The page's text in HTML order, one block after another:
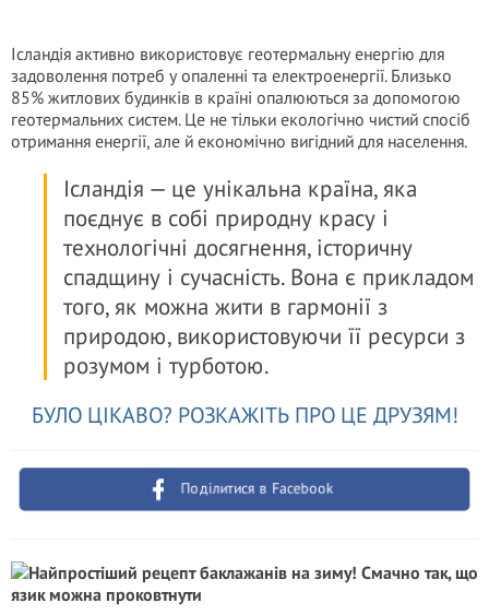
Ісландія активно використовує геотермальну енергію для
задоволення потреб у опаленні та електроенергії. Близько
85% житлових будинків в країні опалюються за допомогою
геотермальних систем. Це не тільки екологічно чистий спосіб
отримання енергії, але й економічно вигідний для населення.
Ісландія — це унікальна країна, яка
поєднує в собі природну красу і
технологічні досягнення, історичну
спадщину і сучасність. Вона є прикладом
того, як можна жити в гармонії з
природою, використовуючи її ресурси з
розумом і турботою.
БУЛО ЦІКАВО? РОЗКАЖІТЬ ПРО ЦЕ ДРУЗЯМ!
Поділитися в Facebook